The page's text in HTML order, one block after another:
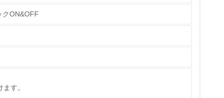
クON&OFF
す。